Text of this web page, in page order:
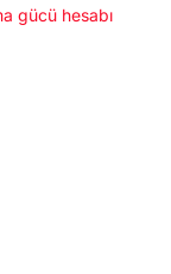
gücü hesabı